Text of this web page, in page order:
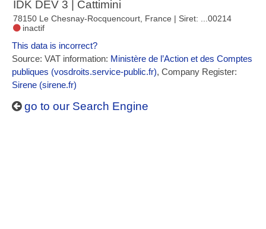
IDK DEV 3 | Cattimini
78150 Le Chesnay-Rocquencourt, France | Siret: ...00214
inactif
This data is incorrect?
Source: VAT information: Ministère de l’Action et des Comptes
publiques (vosdroits.service-public.fr), Company Register:
Sirene (sirene.fr)
go to our Search Engine